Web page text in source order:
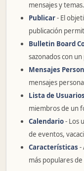
mensajes y temas.
Publicar- El
publicación
Bulletin Board
sazonados con un
Mensajes
mensajes
Lista de Usuarios
miembros de un
Calendario- Los
de eventos,
Características -
más populares de